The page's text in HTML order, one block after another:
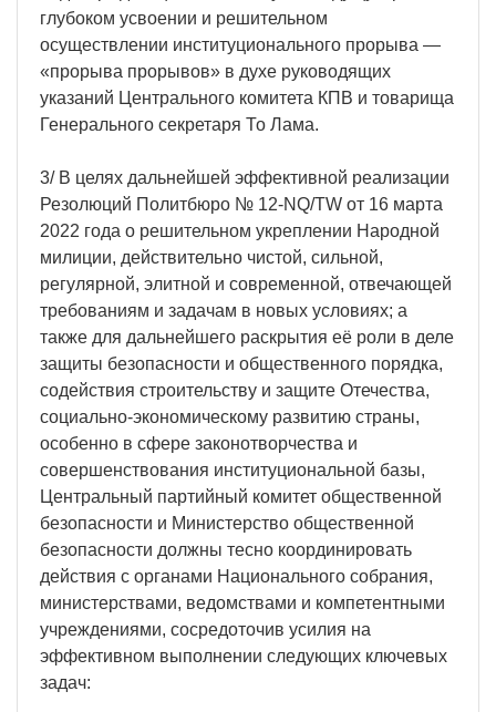
глубоком усвоении и решительном
осуществлении институционального прорыва —
«прорыва прорывов» в духе руководящих
указаний Центрального комитета КПВ и товарища
Генерального секретаря То Лама.
3/ В целях дальнейшей эффективной реализации
Резолюций Политбюро № 12-NQ/TW от 16 марта
2022 года о решительном укреплении Народной
милиции, действительно чистой, сильной,
регулярной, элитной и современной, отвечающей
требованиям и задачам в новых условиях; а
также для дальнейшего раскрытия её роли в деле
защиты безопасности и общественного порядка,
содействия строительству и защите Отечества,
социально-экономическому развитию страны,
особенно в сфере законотворчества и
совершенствования институциональной базы,
Центральный партийный комитет общественной
безопасности и Министерство общественной
безопасности должны тесно координировать
действия с органами Национального собрания,
министерствами, ведомствами и компетентными
учреждениями, сосредоточив усилия на
эффективном выполнении следующих ключевых
задач: